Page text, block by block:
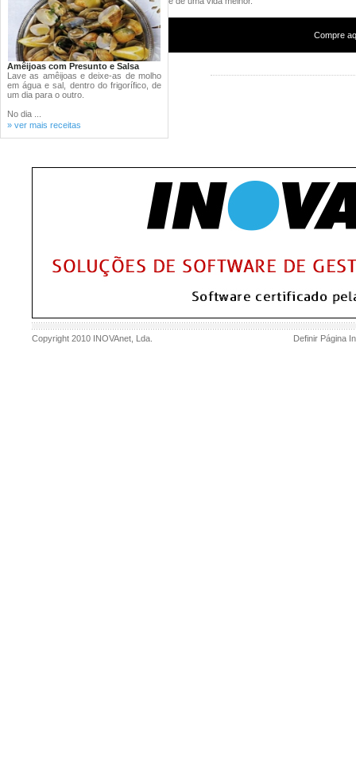
Amêijoas com Presunto e Salsa
Lave as amêijoas e deixe-as de molho
em água e sal, dentro do frigorífico, de
um dia para o outro.
No dia ...
» ver mais receitas
Compre
Copyright 2010 INOVAnet , Lda. Definir Página